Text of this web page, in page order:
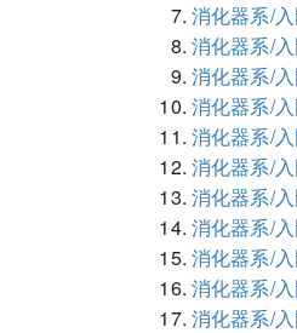
消化器系/
消化器系/
消化器系/
消化器系/
消化器系/
消化器系/
消化器系/
消化器系/
消化器系/
消化器系/
消化器系/